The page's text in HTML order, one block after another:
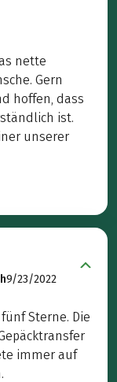
nette
Gern
hoffen, dass
ist.
unserer
9/23/2022
Sterne. Die
immer auf